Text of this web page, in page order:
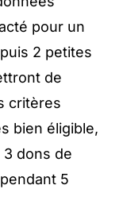
pour un
2 petites
de
critères
bien éligible,
dons de
5